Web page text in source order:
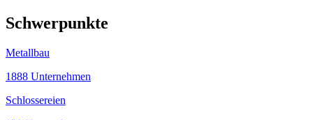
Schwerpunkte
Metallbau
1888 Unternehmen
Schlossereien